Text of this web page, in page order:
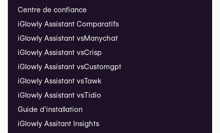
Centre de confiance
iGlowly Assistant Comparatifs
iGlowly Assistant vsManychat
iGlowly Assistant vsCrisp
iGlowly Assistant vsCustomgpt
iGlowly Assistant vsTawk
iGlowly Assistant vsTidio
Guide d’installation
iGlowly Assitant Insights